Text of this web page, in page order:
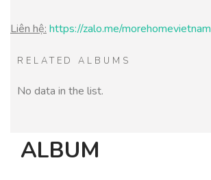
Liên hệ: https://zalo.me/morehomevietnam
RELATED ALBUMS
No data in the list.
ALBUM